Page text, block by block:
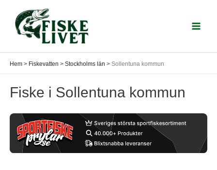
innehåll
Hem > Fiskevatten > Stockholms län > Sollentuna kommun
Fiske i Sollentuna kommun